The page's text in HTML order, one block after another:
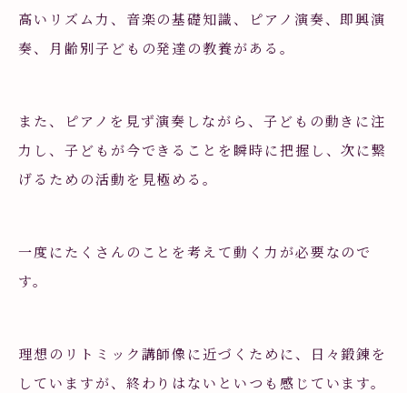
高いリズム力、音楽の基礎知識、ピアノ演奏、即興演
奏、月齢別子どもの発達の教養がある。
また、ピアノを見ず演奏しながら、子どもの動きに注
力し、子どもが今できることを瞬時に把握し、次に繋
げるための活動を見極める。
一度にたくさんのことを考えて動く力が必要なので
す。
理想のリトミック講師像に近づくために、日々鍛錬を
していますが、終わりはないといつも感じています。